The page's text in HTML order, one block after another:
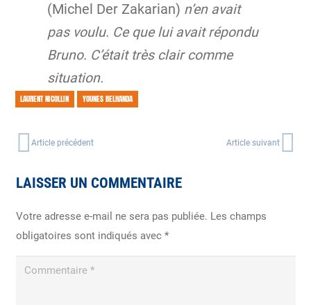
(Michel Der Zakarian) n’en avait
pas voulu. Ce que lui avait répondu
Bruno. C’était très clair comme
situation.
LAURENT NICOLLIN YOUNES BELHANDA
Article précédent Article suivant
LAISSER UN COMMENTAIRE
Votre adresse e-mail ne sera pas publiée. Les champs
obligatoires sont indiqués avec *